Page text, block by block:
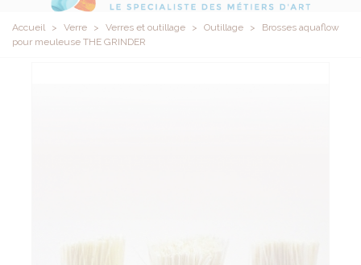
Accueil > Verre > Verres et outillage > Outillage >
Brosses aquaflow
pour meuleuse THE GRINDER